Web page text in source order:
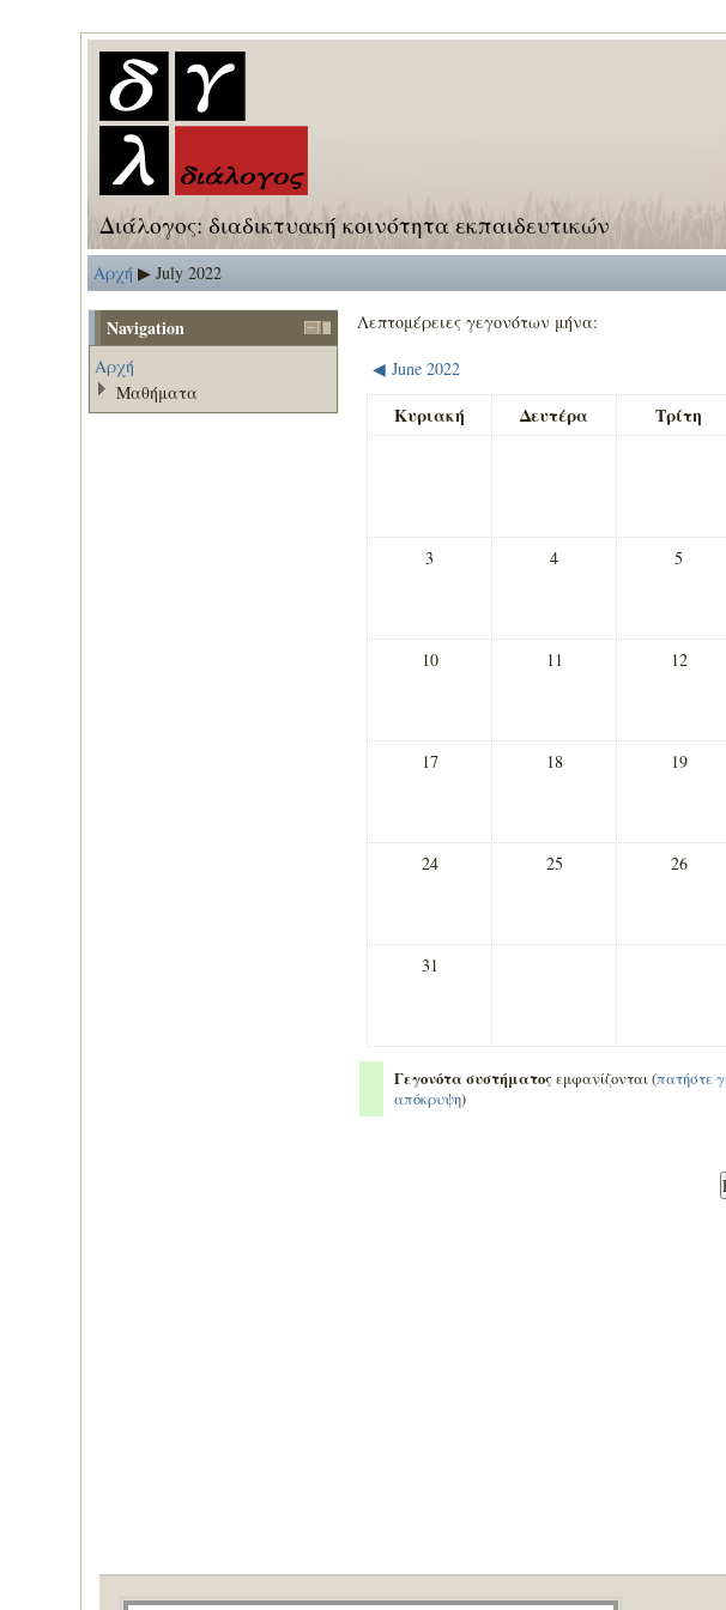
Διάλογος: διαδικτυακή κοινότητα εκπαιδευτικών
Αρχή ▶ July 2022
Λεπτομέρειες γεγονότων μήνα:
◀ June 2022
Κυριακή Δευτέρα Τρίτη
3 4 5
10 11 12
17 18 19
24 25 26
31
Γεγονότα συστήματος εμφανίζονται (πατήστε
απόκρυψη)
Navigation
Αρχή
Μαθήματα